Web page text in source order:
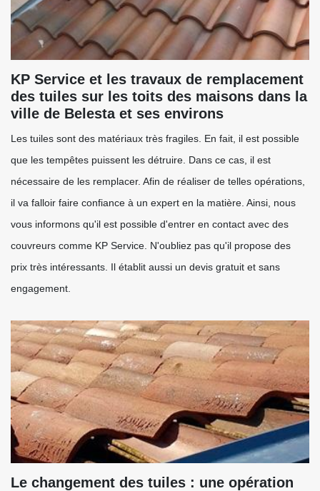
KP Service et les travaux de remplacement
des tuiles sur les toits des maisons dans la
ville de Belesta et ses environs
Les tuiles sont des matériaux très fragiles. En fait, il est possible
que les tempêtes puissent les détruire. Dans ce cas, il est
nécessaire de les remplacer. Afin de réaliser de telles opérations,
il va falloir faire confiance à un expert en la matière. Ainsi, nous
vous informons qu'il est possible d'entrer en contact avec des
couvreurs comme KP Service. N'oubliez pas qu'il propose des
prix très intéressants. Il établit aussi un devis gratuit et sans
engagement.
Le changement des tuiles : une opération